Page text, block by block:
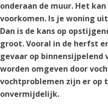
onderaan de muur. Het
voorkomen. Is je woning
Dan is de kans op
groot. Vooral in de herfst
gevaar op binnensijpelend
worden omgeven door
vochtproblemen zijn er op
onvermijdelijk.